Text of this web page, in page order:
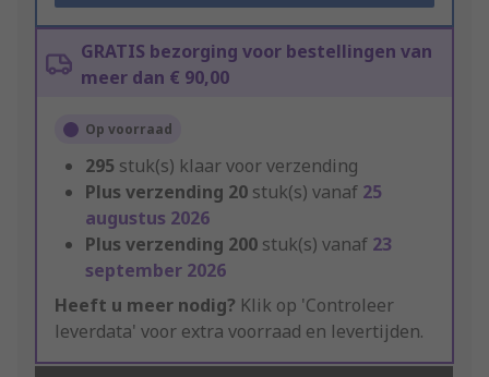
GRATIS bezorging voor bestellingen van
meer dan € 90,00
Op voorraad
295 stuk(s) klaar voor verzending
Plus verzending 20 stuk(s) vanaf 25
augustus 2026
Plus verzending 200 stuk(s) vanaf 23
september 2026
Heeft u meer nodig? Klik op 'Controleer
leverdata' voor extra voorraad en levertijden.